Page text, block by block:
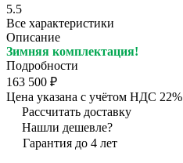
5.5
Все характеристики
Описание
Зимняя комплектация!
Подробности
163 500 ₽
Цена указана с учётом НДС 22%
Рассчитать доставку
Нашли дешевле?
Гарантия до 4 лет